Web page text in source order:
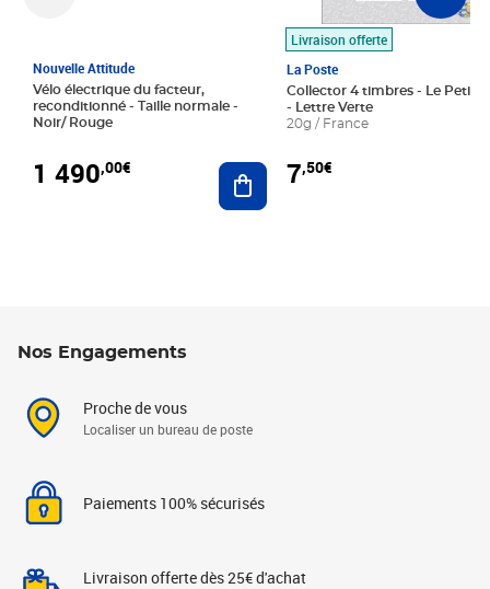
Nouvelle Attitude
Vélo électrique du facteur,
reconditionné - Taille normale -
Noir/ Rouge
1 490,00€ Ajouter au panier
Livraison offerte
La Poste
Collector 4 timbres - Le Petit
- Lettre Verte
20g / France
7,50€
Nos Engagements
Proche de vous
Localiser un bureau de poste
Paiements 100% sécurisés
Livraison offerte dès 25€ d'achat